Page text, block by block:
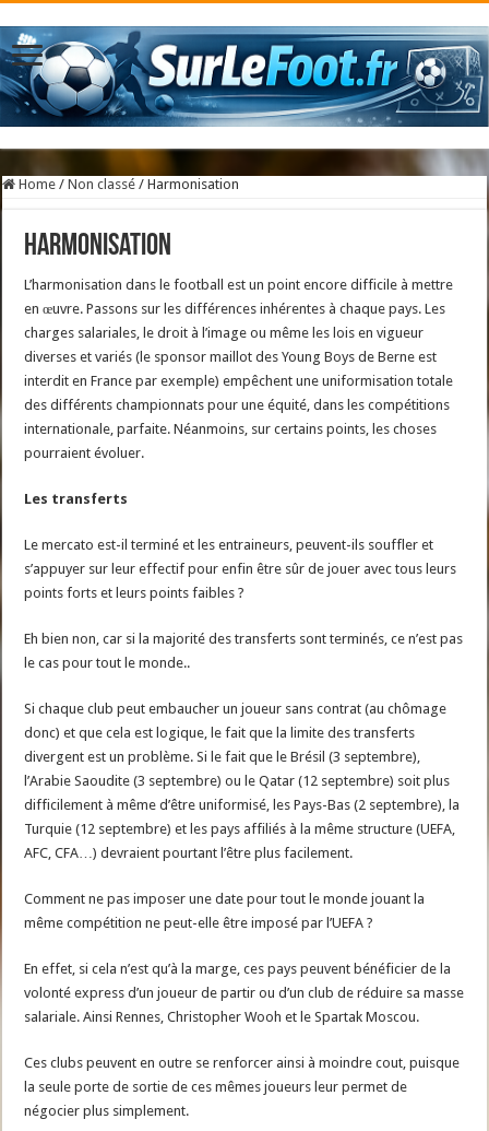
Home / Non classé / Harmonisation
Harmonisation
L’harmonisation dans le football est un point encore difficile à mettre
en œuvre. Passons sur les différences inhérentes à chaque pays. Les
charges salariales, le droit à l’image ou même les lois en vigueur
diverses et variés (le sponsor maillot des Young Boys de Berne est
interdit en France par exemple) empêchent une uniformisation totale
des différents championnats pour une équité, dans les compétitions
internationale, parfaite. Néanmoins, sur certains points, les choses
pourraient évoluer.
Les transferts
Le mercato est-il terminé et les entraineurs, peuvent-ils souffler et
s’appuyer sur leur effectif pour enfin être sûr de jouer avec tous leurs
points forts et leurs points faibles ?
Eh bien non, car si la majorité des transferts sont terminés, ce n’est pas
le cas pour tout le monde..
Si chaque club peut embaucher un joueur sans contrat (au chômage
donc) et que cela est logique, le fait que la limite des transferts
divergent est un problème. Si le fait que le Brésil (3 septembre),
l’Arabie Saoudite (3 septembre) ou le Qatar (12 septembre) soit plus
difficilement à même d’être uniformisé, les Pays-Bas (2 septembre), la
Turquie (12 septembre) et les pays affiliés à la même structure (UEFA,
AFC, CFA…) devraient pourtant l’être plus facilement.
Comment ne pas imposer une date pour tout le monde jouant la
même compétition ne peut-elle être imposé par l’UEFA ?
En effet, si cela n’est qu’à la marge, ces pays peuvent bénéficier de la
volonté express d’un joueur de partir ou d’un club de réduire sa masse
salariale. Ainsi Rennes, Christopher Wooh et le Spartak Moscou.
Ces clubs peuvent en outre se renforcer ainsi à moindre cout, puisque
la seule porte de sortie de ces mêmes joueurs leur permet de
négocier plus simplement.